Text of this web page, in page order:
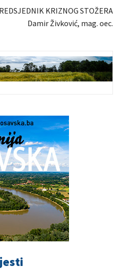
KRIZNOG STOŽERA
Damir Živković, mag. oec.